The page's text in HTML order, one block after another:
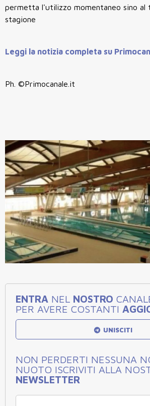
permetta l'utilizzo momentaneo sino al
stagione
Leggi la notizia completa su
Ph. ©Primocanale.it
ENTRA NEL NOSTRO
PER AVERE COSTANTI
UNISCITI
NON PERDERTI NESSUNA
NUOTO ISCRIVITI ALLA
NEWSLETTER